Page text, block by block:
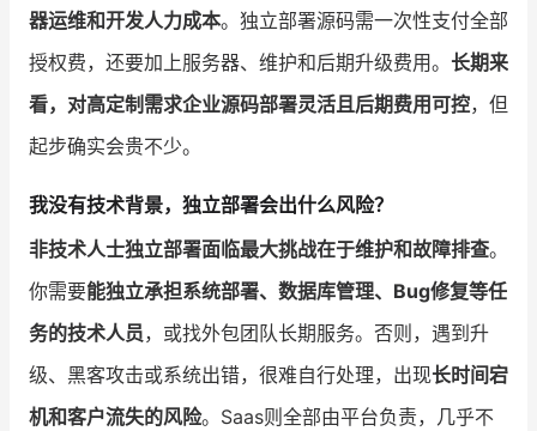
器运维和开发人力成本。独立部署源码需一次性支付全部
授权费，还要加上服务器、维护和后期升级费用。 长期来
看，对高定制需求企业源码部署灵活且后期费用可控，但
起步确实会贵不少。
我没有技术背景，独立部署会出什么风险？
非技术人士独立部署面临最大挑战在于维护和故障排查。
你需要能独立承担系统部署、数据库管理、Bug修复等任
务的技术人员，或找外包团队长期服务。否则，遇到升
级、黑客攻击或系统出错，很难自行处理，出现长时间宕
机和客户流失的风险。Saas则全部由平台负责，几乎不